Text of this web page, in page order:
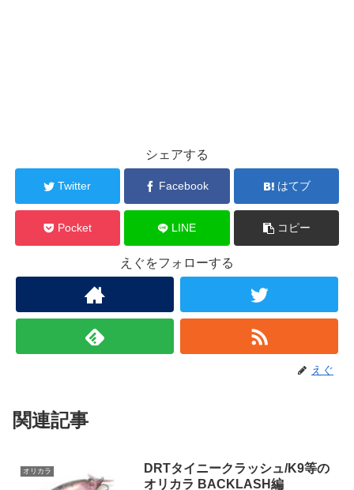
シェアする
Twitter Facebook はてブ
Pocket LINE コピー
えぐをフォローする
えぐ
関連記事
オリカラ
DRTタイニークラッシュ/K9等の
オリカラ BACKLASH編